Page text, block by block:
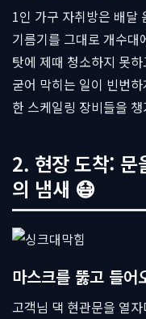
1인 가구 자취방은 배달
기름기를 그대로 개수
탓에 제때 청소하지 못
굳어 막히는 일이 빈번
한 스케일링 장비들을
2. 현장 도착: 문
의 냄새 😷
마스크를 뚫고 들어
고객님 댁 현관문을 열